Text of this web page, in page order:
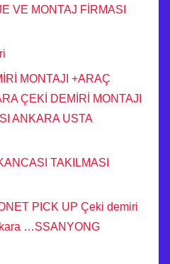
VE MONTAJ FİRMASI
MONTAJI +ARAÇ
ÇEKİ DEMİRİ MONTAJI
ANKARA USTA
TAKILMASI
PICK UP Çeki demiri
…SSANYONG